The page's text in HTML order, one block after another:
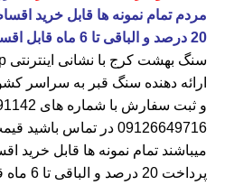
مردم تمام نمونه ها قابل خرید
20 درصد و الباقی تا 6 ماه قابل اقساط هستند.
سنگ بهشت کرج با نشانی اینترنتی
ارائه دهنده سنگ قبر به سراسر
و ثبت سفارش با شماره های
09126649716 در تماس باشید
میباشند تمام نمونه ها قابل خرید
پرداخت 20 درصد و الباقی تا 6 ماه قابل اقساط هستند.